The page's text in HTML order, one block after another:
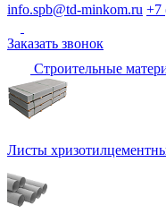
info.spb@td-minkom.ru +7
Заказать звонок
Строительные
Листы